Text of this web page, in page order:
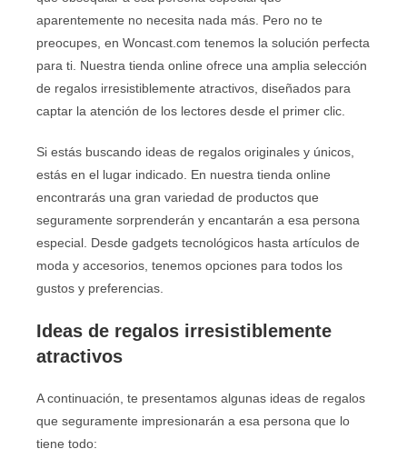
aparentemente no necesita nada más. Pero no te
preocupes, en Woncast.com tenemos la solución perfecta
para ti. Nuestra tienda online ofrece una amplia selección
de regalos irresistiblemente atractivos, diseñados para
captar la atención de los lectores desde el primer clic.
Si estás buscando ideas de regalos originales y únicos,
estás en el lugar indicado. En nuestra tienda online
encontrarás una gran variedad de productos que
seguramente sorprenderán y encantarán a esa persona
especial. Desde gadgets tecnológicos hasta artículos de
moda y accesorios, tenemos opciones para todos los
gustos y preferencias.
Ideas de regalos irresistiblemente
atractivos
A continuación, te presentamos algunas ideas de regalos
que seguramente impresionarán a esa persona que lo
tiene todo: